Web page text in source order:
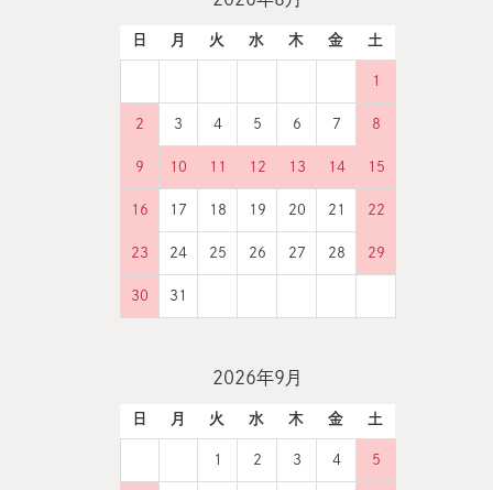
日 月 火 水 木 金 土
1
2 3 4 5 6 7 8
9 10 11 12 13 14 15
16 17 18 19 20 21 22
23 24 25 26 27 28 29
30 31
2026年9月
日 月 火 水 木 金 土
1 2 3 4 5